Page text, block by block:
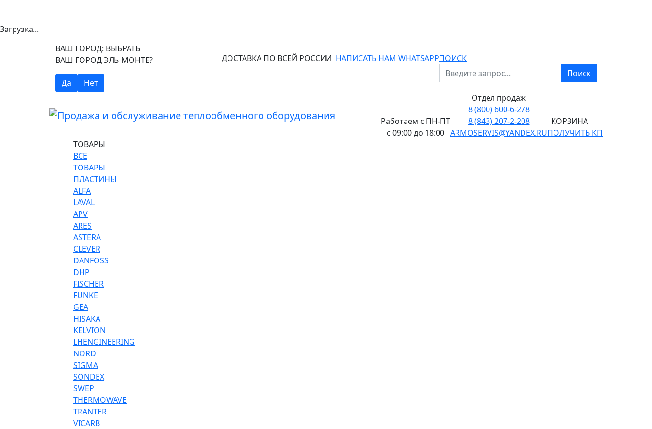
Загрузка...
ВАШ ГОРОД: ВЫБРАТЬ
ВАШ ГОРОД ЭЛЬ-МОНТЕ?
Да Нет
ДОСТАВКА ПО ВСЕЙ РОССИИ НАПИСАТЬ НАМ WHATSAPPПОИСК
Поиск
Работаем с ПН-ПТ
с 09:00 до 18:00
Отдел продаж
8 (800) 600-6-278
8 (843) 207-2-208
ARMOSERVIS@YANDEX.RU
КОРЗИНА
ПОЛУЧИТЬ КП
ТОВАРЫ
ВСЕ
ТОВАРЫ
ПЛАСТИНЫ
ALFA
LAVAL
APV
ARES
ASTERA
CLEVER
DANFOSS
DHP
FISCHER
FUNKE
GEA
HISAKA
KELVION
LHENGINEERING
NORD
SIGMA
SONDEX
SWEP
THERMOWAVE
TRANTER
VICARB